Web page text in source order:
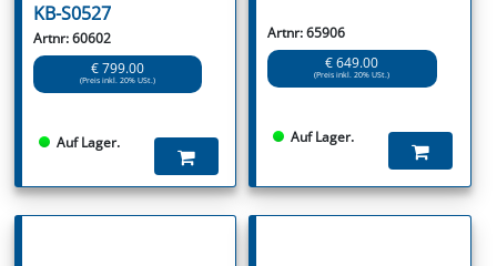
KB-S0527
Artnr: 60602
€ 799.00
(Preis inkl. 20% USt.)
Auf Lager.
Artnr: 65906
€ 649.00
(Preis inkl. 20% USt.)
Auf Lager.